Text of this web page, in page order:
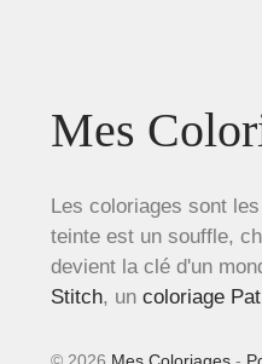
Mes
Les coloriages sont
teinte est un souffle,
devient la clé d'un
Stitch, un coloriage
© 2026 Mes Coloriages -